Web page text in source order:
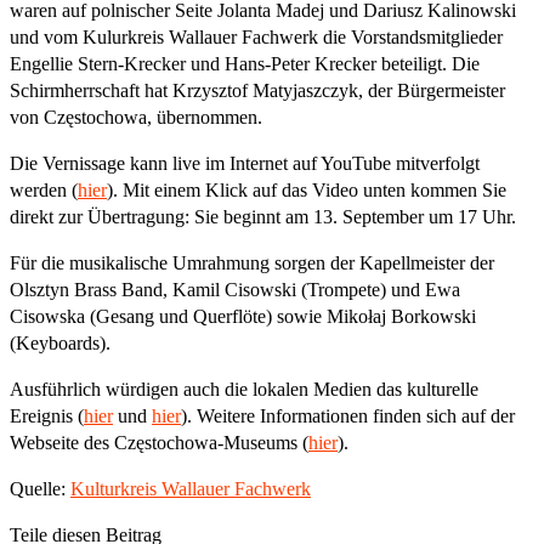
waren auf polnischer Seite Jolanta Madej und Dariusz Kalinowski
und vom Kulurkreis Wallauer Fachwerk die Vorstandsmitglieder
Engellie Stern-Krecker und Hans-Peter Krecker beteiligt. Die
Schirmherrschaft hat Krzysztof Matyjaszczyk, der Bürgermeister
von Częstochowa, übernommen.
Die Vernissage kann live im Internet auf YouTube mitverfolgt
werden (hier). Mit einem Klick auf das Video unten kommen Sie
direkt zur Übertragung: Sie beginnt am 13. September um 17 Uhr.
Für die musikalische Umrahmung sorgen der Kapellmeister der
Olsztyn Brass Band, Kamil Cisowski (Trompete) und Ewa
Cisowska (Gesang und Querflöte) sowie Mikołaj Borkowski
(Keyboards).
Ausführlich würdigen auch die lokalen Medien das kulturelle
Ereignis (hierund hier). Weitere Informationen finden sich auf der
Webseite des Częstochowa-Museums (hier).
Quelle: Kulturkreis Wallauer Fachwerk
Teile diesen Beitrag